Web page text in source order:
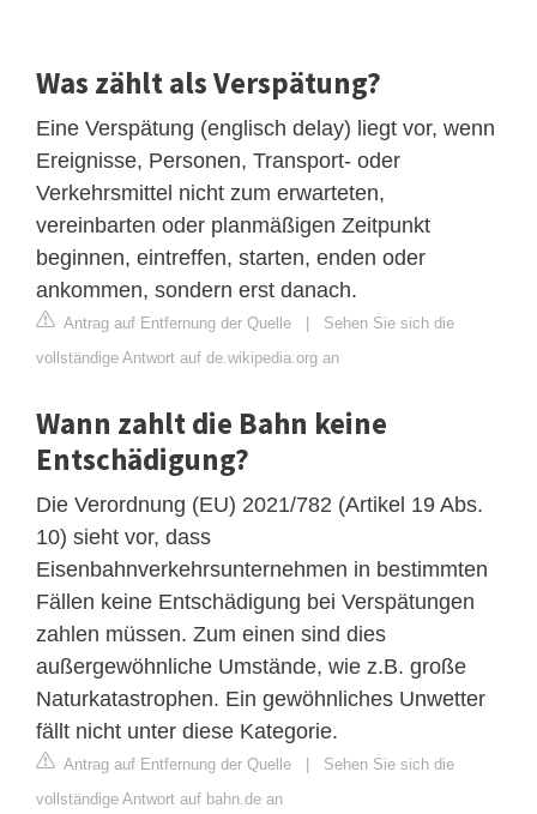
Was zählt als Verspätung?
Eine Verspätung (englisch delay) liegt vor, wenn
Ereignisse, Personen, Transport- oder
Verkehrsmittel nicht zum erwarteten,
vereinbarten oder planmäßigen Zeitpunkt
beginnen, eintreffen, starten, enden oder
ankommen, sondern erst danach.
Antrag auf Entfernung der Quelle | Sehen Sie sich die
vollständige Antwort auf de.wikipedia.org an
Wann zahlt die Bahn keine
Entschädigung?
Die Verordnung (EU) 2021/782 (Artikel 19 Abs.
10) sieht vor, dass
Eisenbahnverkehrsunternehmen in bestimmten
Fällen keine Entschädigung bei Verspätungen
zahlen müssen. Zum einen sind dies
außergewöhnliche Umstände, wie z.B. große
Naturkatastrophen. Ein gewöhnliches Unwetter
fällt nicht unter diese Kategorie.
Antrag auf Entfernung der Quelle | Sehen Sie sich die
vollständige Antwort auf bahn.de an